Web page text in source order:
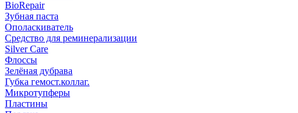
BioRepair
Зубная паста
Ополаскиватель
Средство для реминерализации
Silver Care
Флоссы
Зелёная дубрава
Губка гемост.коллаг.
Микротупферы
Пластины